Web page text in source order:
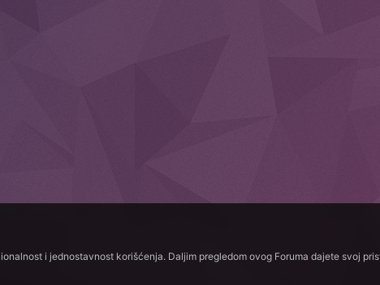
i jednostavnost korišćenja. Daljim pregledom ovog Foruma dajete svoj